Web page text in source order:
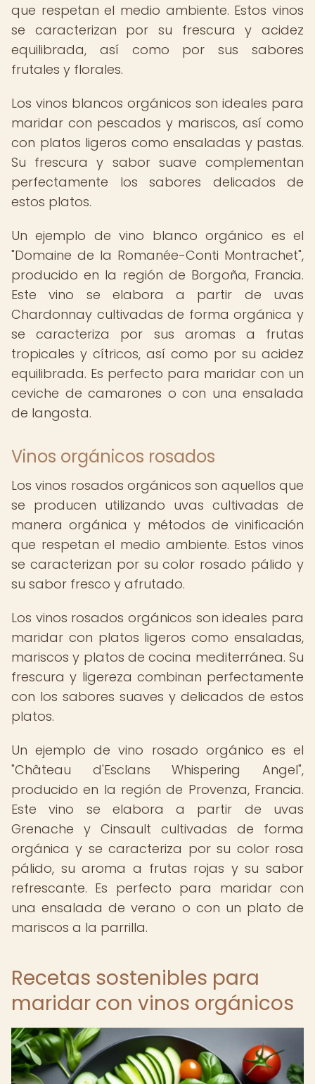
que respetan el medio ambiente. Estos vinos
se caracterizan por su frescura y acidez
equilibrada, así como por sus sabores
frutales y florales.
Los vinos blancos orgánicos son ideales para
maridar con pescados y mariscos, así como
con platos ligeros como ensaladas y pastas.
Su frescura y sabor suave complementan
perfectamente los sabores delicados de
estos platos.
Un ejemplo de vino blanco orgánico es el
"Domaine de la Romanée-Conti Montrachet",
producido en la región de Borgoña, Francia.
Este vino se elabora a partir de uvas
Chardonnay cultivadas de forma orgánica y
se caracteriza por sus aromas a frutas
tropicales y cítricos, así como por su acidez
equilibrada. Es perfecto para maridar con un
ceviche de camarones o con una ensalada
de langosta.
Vinos orgánicos rosados
Los vinos rosados orgánicos son aquellos que
se producen utilizando uvas cultivadas de
manera orgánica y métodos de vinificación
que respetan el medio ambiente. Estos vinos
se caracterizan por su color rosado pálido y
su sabor fresco y afrutado.
Los vinos rosados orgánicos son ideales para
maridar con platos ligeros como ensaladas,
mariscos y platos de cocina mediterránea. Su
frescura y ligereza combinan perfectamente
con los sabores suaves y delicados de estos
platos.
Un ejemplo de vino rosado orgánico es el
"Château d'Esclans Whispering Angel",
producido en la región de Provenza, Francia.
Este vino se elabora a partir de uvas
Grenache y Cinsault cultivadas de forma
orgánica y se caracteriza por su color rosa
pálido, su aroma a frutas rojas y su sabor
refrescante. Es perfecto para maridar con
una ensalada de verano o con un plato de
mariscos a la parrilla.
Recetas sostenibles para
maridar con vinos orgánicos